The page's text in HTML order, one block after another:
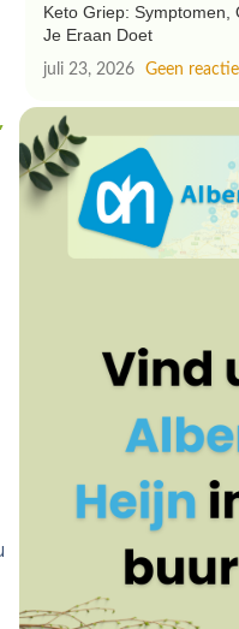
,
Keto Griep: Symptomen,
Je Eraan Doet
juli 23, 2026 Geen